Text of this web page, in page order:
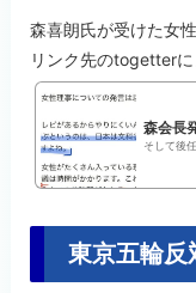
森喜朗氏が受けた女
リンク先のtogetter
そして後
東京五輪反